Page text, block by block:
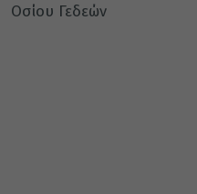
Οσίου Γεδεών